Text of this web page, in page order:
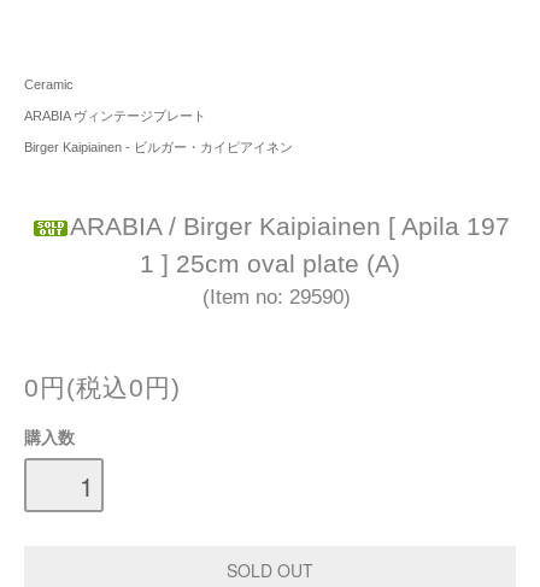
Ceramic
ARABIA ヴィンテージプレート
Birger Kaipiainen - ビルガー・カイピアイネン
ARABIA / Birger Kaipiainen [ Apila 197
1 ] 25cm oval plate (A)
(Item no: 29590)
0円(税込0円)
購入数